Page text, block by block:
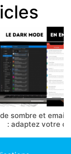
sombre et email
: adaptez votre